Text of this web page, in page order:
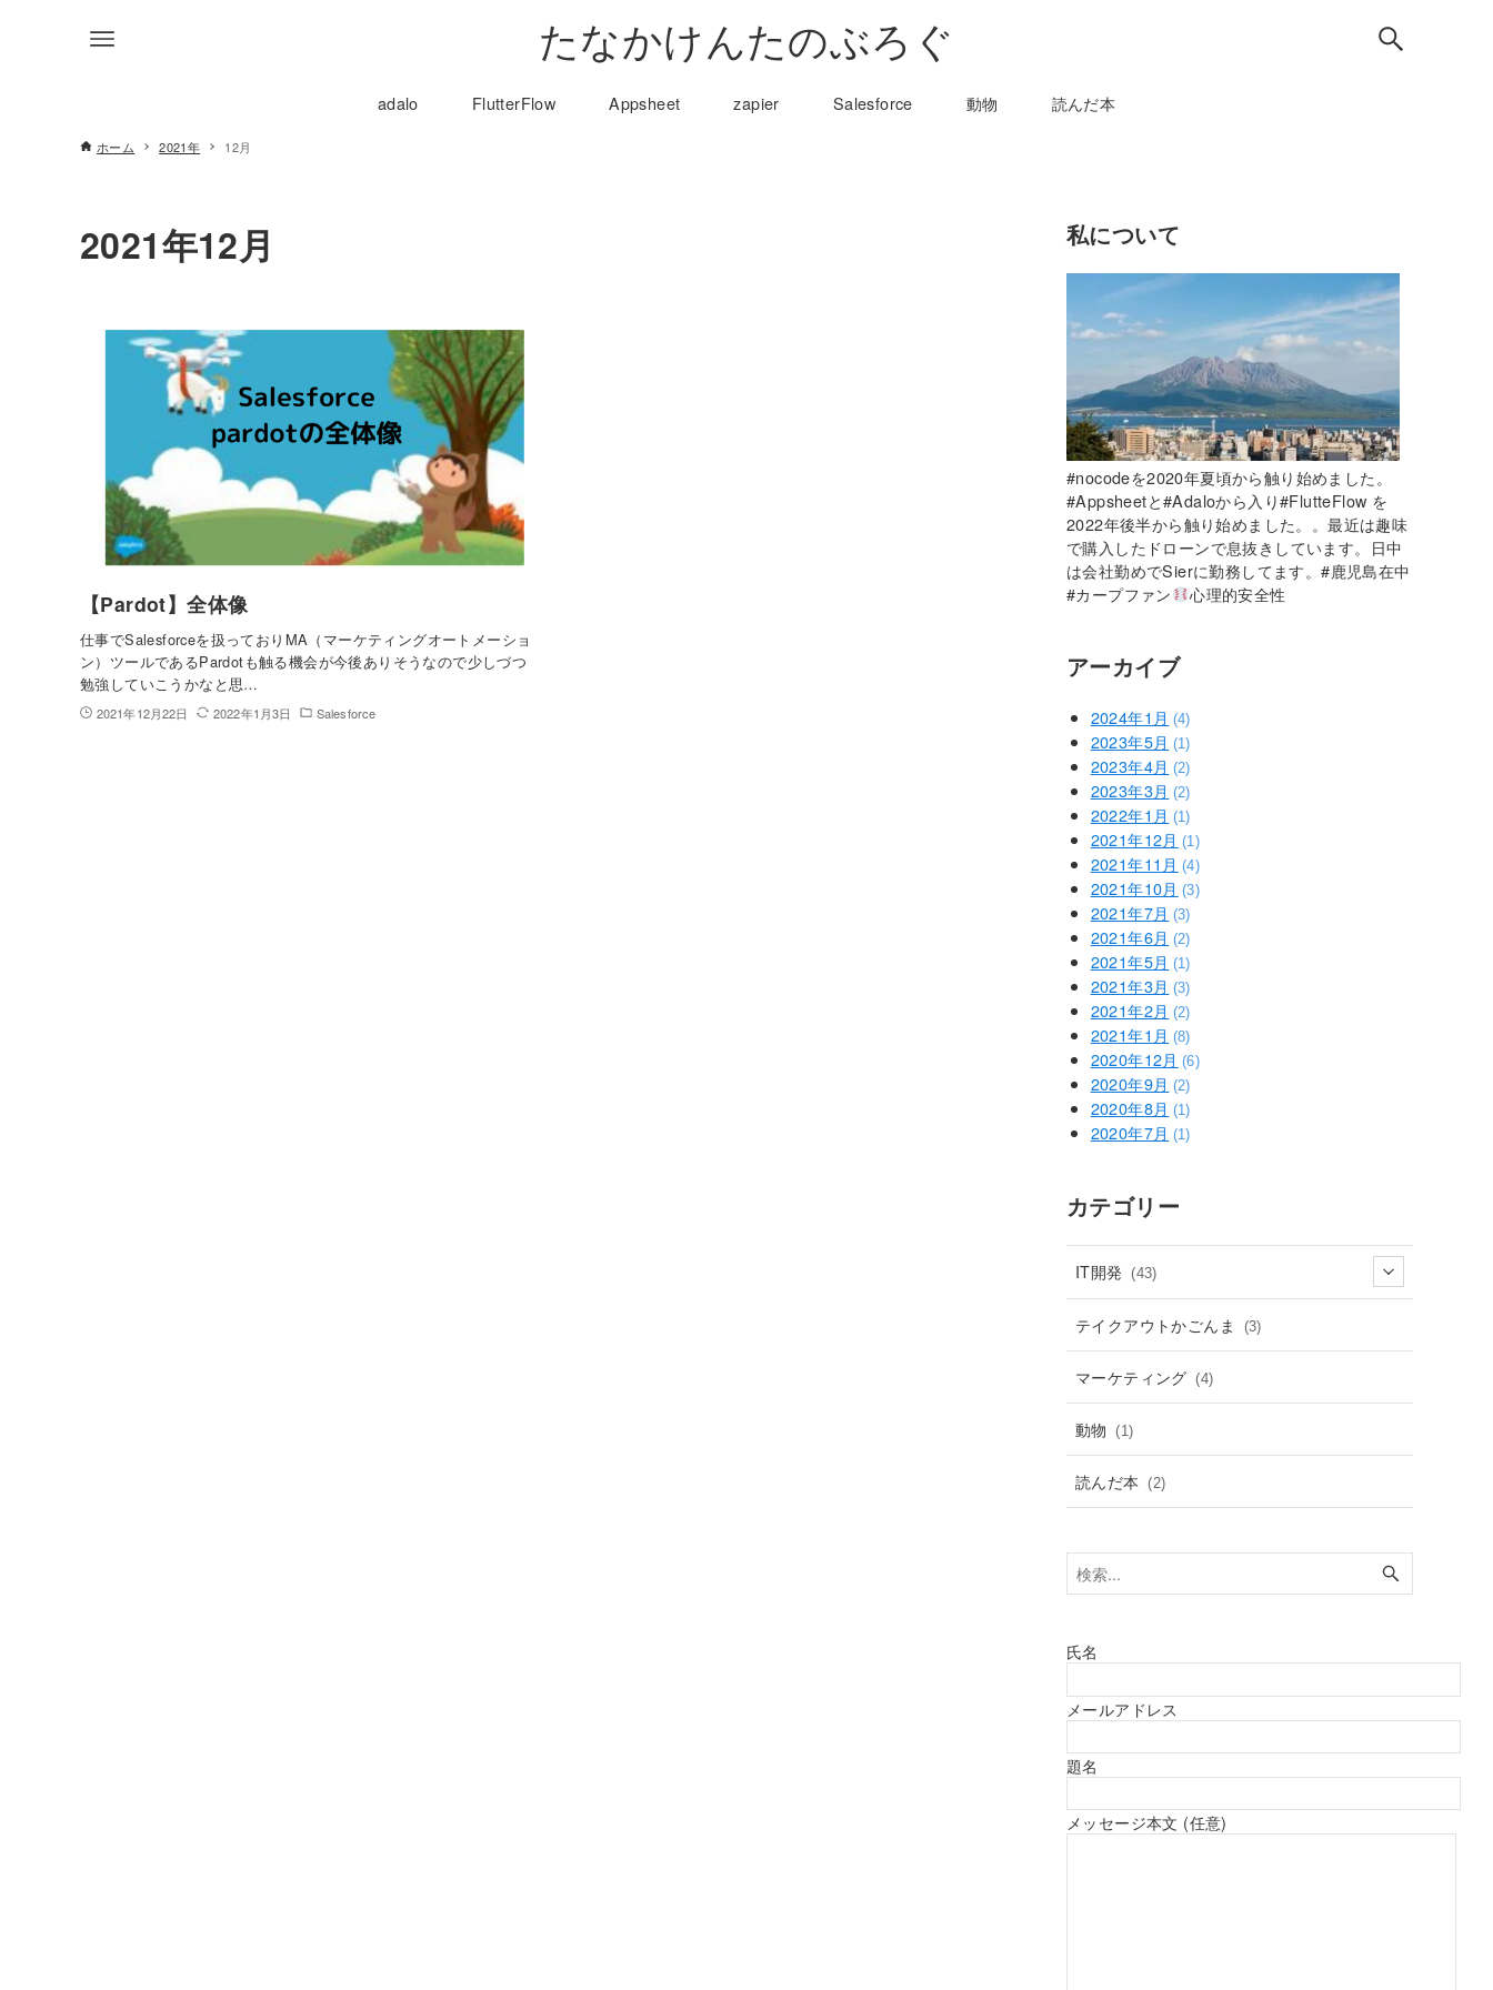
たなかけんたのぶろぐ
adalo FlutterFlow Appsheet zapier Salesforce 動物 読んだ本
ホーム 2021年 12月
2021年12月
【Pardot】全体像
仕事でSalesforceを扱っておりMA（マーケティングオートメーショ
ン）ツールであるPardotも触る機会が今後ありそうなので少しづつ
勉強していこうかなと思…
2021年12月22日 2022年1月3日 Salesforce
私について
#nocodeを2020年夏頃から触り始めました。
#Appsheetと#Adaloから入り#FlutteFlow を
2022年後半から触り始めました。。最近は趣味
で購入したドローンで息抜きしています。日中
は会社勤めでSierに勤務してます。#鹿児島在中
#カープファン
心理的安全性
アーカイブ
2024年1月 (4)
2023年5月 (1)
2023年4月 (2)
2023年3月 (2)
2022年1月 (1)
2021年12月 (1)
2021年11月 (4)
2021年10月 (3)
2021年7月 (3)
2021年6月 (2)
2021年5月 (1)
2021年3月 (3)
2021年2月 (2)
2021年1月 (8)
2020年12月 (6)
2020年9月 (2)
2020年8月 (1)
2020年7月 (1)
カテゴリー
IT開発 (43)
テイクアウトかごんま (3)
マーケティング (4)
動物 (1)
読んだ本 (2)
氏名
メールアドレス
題名
メッセージ本文 (任意)